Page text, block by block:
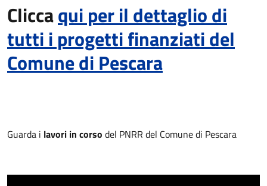
Cliccaqui per il dettaglio di
tutti i progetti finanziati del
Comune di Pescara
Guarda i lavori in corso del PNRR del Comune di Pescara